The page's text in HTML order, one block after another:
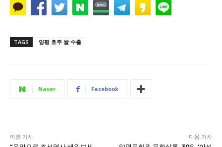
TAGS 양평 호주 쌀 수출
Naver Facebook
이전 기사 다음 기사